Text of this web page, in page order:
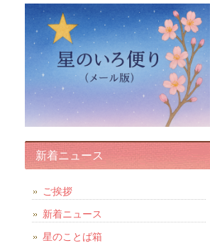
新着ニュース
ご挨拶
新着ニュース
星のことば箱